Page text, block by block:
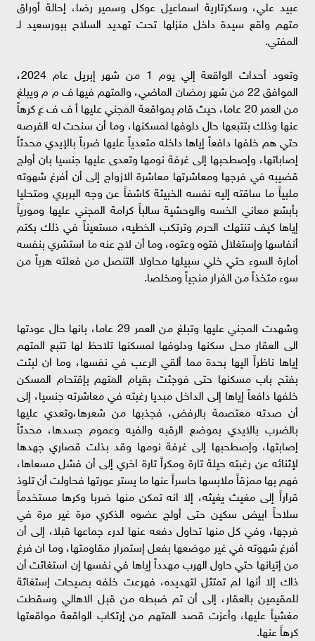
عبيد علي، وسكرتارية اسماعيل عوكل وسمير رضا، إحالة أوراق
متهم واقع سيدة داخل منزلها تحت تهديد السلاح ببورسعيد لـ
المفتي.
وتعود أحداث الواقعة إلي يوم 1 من شهر إبريل عام 2024،
الموافق 22 من شهر رمضان الماضي، والمتهم فيها ف م م ويبلغ
من العمر 20 عاما، حيث قام بمواقعة المجني عليها أ ف ف ع كرهاً
عنها وذلك بتتبعها حال دلوفها لمسكنها، وما أن سنحت له الفرصه
حتي هم خلفها دافعاً إياها داخله متعدياً عليها ضرباً بالإيدي محدثاً
إصاباتها، وإصطحبها إلى غرفة نومها وتعدى عليها جنسيا بان أولج
قضيبه في فرجها ومعاشرتها معاشرة الازواج إلى أن أفرغ شهوته
ملبياً ما ساقته إليه نفسه الخبيثة كاشفاً عن وجه البربري ومتحليا
بأبشع معاني الخسه والوحشية سالباً كرامة المجني عليها ومورياً
إياها كيف تنتهك الحرم وترتكب الخطيه، مستعيناً في ذلك بكتم
أنفاسها وإستغلال فتوه وعتوه، وما أن لاج عنه ما استشري بنفسه
أمارة السوء حتي خلي سبيلها محاولا التنصل من فعلته هرباً من
سوء متخذاً من الفرار منجياً ومخلصا.
وشهدت المجني عليها وتبلغ من العمر 29 عاما، بانها حال عودتها
الى العقار محل سكنها ودلوفها لمسكنها تلاحظ لها تتبع المتهم
إياها ناظراً اليها بحدة مما ألقي الرعب في نفسها، وما ان لبثت
بفتح باب مسكنها حتى فوجئت بقيام المتهم بإقتحام المسكن
خلفها دافعاً إياها إلى الداخل مبديا رغبته في معاشرته جنسيا، إلى
أن صدته معتصمة بالرفض، فجذبها من شعرها،وتعدي عليها
بالضرب بالايدي بموضع الرقبه والفيه وعموم جسدها، محدثاً
إصابتها، وإصطحبها إلى غرفة نومها وقد بذلت قصاري جهدها
لإثنائه عن رغبته حيلة تارة ومكراً تارة اخري إلى أن فشل مسعاها،
فهم بها ممزقاً ملابسها حاسراً عنها ما يستر عورتها فحاولت أن تلوذ
قراراً إلى مغيث يغيثه، إلا انه تمكن منها ضربا وكرها مستخدماً
سلاحاً ابيض سكين حتى أولج عضوه الذكري مرة غير مرة في
فرجها، وفي كل منها تحاول دفعه عنها لدرء جماعها قبلا، إلى أن
أفرغ شهوته في غير موضعها بفعل إستمرار مقاومتها، وما ان فرغ
من إتيانها حتي حاول الهرب مهدداً إياها في نفسها إن استغاثت أن
ذاك إلا أنها لم تمتثل لتهديده، فهرعت خلفه بصيحات إستغاثة
للمقيمين بالعقار، إلى أن تم ضبطه من قبل الاهالي وسقطت
مغشياً عليها، وأعزت قصد المتهم من إرتكاب الواقعة مواقعتها
كرهاً عنها.